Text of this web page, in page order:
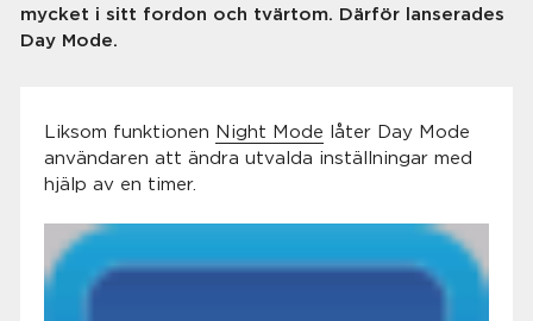
mycket i sitt fordon och tvärtom. Därför lanserades
Day Mode.
Liksom funktionen Night Mode låter Day Mode
användaren att ändra utvalda inställningar med
hjälp av en timer.